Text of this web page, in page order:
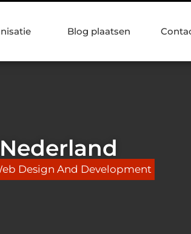
Blog plaatsen
Design And Development